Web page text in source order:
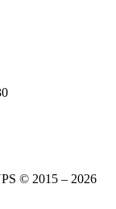
© 2015 – 2026